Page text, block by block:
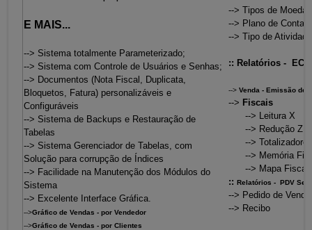
E MAIS...
--> Sistema totalmente Parameterizado;
--> Sistema com Controle de Usuários e Senhas;
--> Documentos (Nota Fiscal, Duplicata,
Bloquetos, Fatura) personalizáveis e
Configuráveis
--> Sistema de Backups e Restauração de
Tabelas
--> Sistema Gerenciador de Tabelas, com
Solução para corrupção de Índices
--> Facilidade na Manutenção dos Módulos do
Sistema
--> Excelente Interface Gráfica.
-->Gráfico de Vendas - por Vendedor
-->Gráfico de Vendas - por Clientes
--> Tipos de Moedas
--> Plano de Contas
--> Tipo de Atividade
:: Relatórios -
--> Venda - Emissão de
--> Fiscais
--> Leitura X
--> Redução Z
--> Totalizadores
--> Memória
--> Mapa Fiscal
:: Relatórios - PDV
--> Pedido de Venda
--> Recibo